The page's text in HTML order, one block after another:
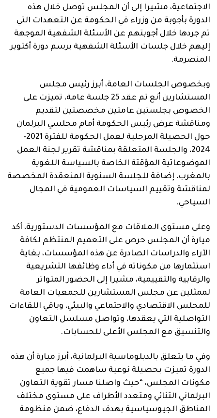
الاجتماعية، مشيرا إلى أن المجلس توصل خلال هذه
الدورة بأجوبة من وزراء في الحكومة عن التعهدات التي
تم جردها خلال أجوبتهم عن الأسئلة الشفهية الموجهة
إليهم خلال جلسات الأسئلة الشفهية برسم دورة أكتوبر
المنصرمة.
وبخصوص الجلسات العامة، أبرز رئيس مجلس
المستشارين أنع تم عقد 25 جلسة عامة، تميزت على
الخصوص بجلستين عامتين مخصصتين لتقديم
ومناقشة عرض رئيس الحكومة أمام مجلسي البرلمان
حول الحصيلة المرحلية لعمل الحكومة للفترة 2021-
2024، والجلسة المتعلقة بمناقشة تقرير لجنة العمل
الموضوعاتية المؤقتة الخاصة بالسياسة اللغوية
بالمغرب، إضافة للجلسة السنوية المنعقدة المخصصة
لمناقشة وتقييم السياسات العمومية في المجال
السياحي.
وعلى مستوى العلاقات مع المؤسسات الدستورية، أكد
ميارة أن المجلس حرص على التعميم المنتظم لكافة
الآراء والدراسات الصادرة عن هذه المؤسسات، بغاية
استثمارها من مكوناته في أداء وظائفها التشريعية
والرقابية والتقييمية، مشيرا إلى الحضور المتواتر
لممثلين عن مجلس المستشارين للجمعيات العامة
للمجلس الاقتصادي والاجتماعي والبيئي، وباقي اللقاءات
التواصلية التي يعقدها، وتواصل مسلسل التعاون
والتنسيق مع المجلس الأعلى للحسابات.
وفي ما يتعلق بالدبلوماسية البرلمانية، أبرز ميارة أن هذه
الدورة تميزت بحصيلة نوعية ساهمت فيها جميع
مكونات المجلس، “حيث واصلنا مسار تقوية التعاون
البرلماني الثنائي ومتعدد الأطراف على مستوى مختلف
المناطق الجيوسياسية بهدف الدفاع، ضمن منظومة